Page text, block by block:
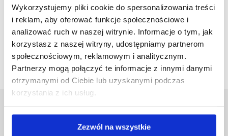
Wykorzystujemy pliki cookie do spersonalizowania treści
i reklam, aby oferować funkcje społecznościowe i
analizować ruch w naszej witrynie. Informacje o tym, jak
korzystasz z naszej witryny, udostępniamy partnerom
społecznościowym, reklamowym i analitycznym.
Partnerzy mogą połączyć te informacje z innymi danymi
otrzymanymi od Ciebie lub uzyskanymi podczas
korzystania z ich usług.
Zezwól na wszystkie
Al. Tadeusza Rejtana 16C